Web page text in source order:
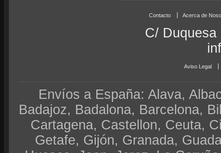
Contacto Acerca de
C/ Duquesa
Aviso Legal
Envíos a España: Alava,
Badajoz, Badalona, Barcelona,
Cartagena, Castellon, Ceuta,
Getafe, Gijón, Granada,